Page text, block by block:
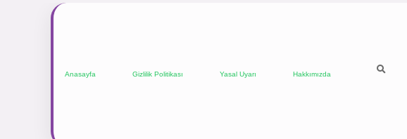
Anasayfa Gizlilik Politikası Yasal Uyarı Hakkımızda